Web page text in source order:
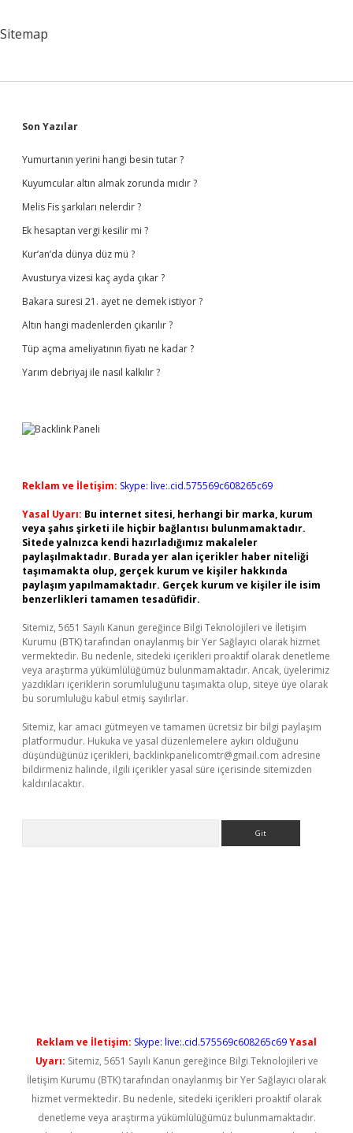
Sitemap
Sidebar
Son Yazılar
Yumurtanın yerini hangi besin tutar ?
Kuyumcular altın almak zorunda mıdır ?
Melis Fis şarkıları nelerdir ?
Ek hesaptan vergi kesilir mi ?
Kur’an’da dünya düz mü ?
Avusturya vizesi kaç ayda çıkar ?
Bakara suresi 21. ayet ne demek istiyor ?
Altın hangi madenlerden çıkarılır ?
Tüp açma ameliyatının fiyatı ne kadar ?
Yarım debriyaj ile nasıl kalkılır ?
Reklam ve İletişim: Skype: live:.cid.575569c608265c69
Yasal Uyarı: Bu internet sitesi, herhangi bir marka, kurum
veya şahıs şirketi ile hiçbir bağlantısı bulunmamaktadır.
Sitede yalnızca kendi hazırladığımız makaleler
paylaşılmaktadır. Burada yer alan içerikler haber niteliği
taşımamakta olup, gerçek kurum ve kişiler hakkında
paylaşım yapılmamaktadır. Gerçek kurum ve kişiler ile isim
benzerlikleri tamamen tesadüfidir.
Sitemiz, 5651 Sayılı Kanun gereğince Bilgi Teknolojileri ve İletişim
Kurumu (BTK) tarafından onaylanmış bir Yer Sağlayıcı olarak hizmet
vermektedir. Bu nedenle, sitedeki içerikleri proaktif olarak denetleme
veya araştırma yükümlülüğümüz bulunmamaktadır. Ancak, üyelerimiz
yazdıkları içeriklerin sorumluluğunu taşımakta olup, siteye üye olarak
bu sorumluluğu kabul etmiş sayılırlar.
Sitemiz, kar amacı gütmeyen ve tamamen ücretsiz bir bilgi paylaşım
platformudur. Hukuka ve yasal düzenlemelere aykırı olduğunu
düşündüğünüz içerikleri, backlinkpanelicomtr@gmail.com adresine
bildirmeniz halinde, ilgili içerikler yasal süre içerisinde sitemizden
kaldırılacaktır.
Reklam ve İletişim: Skype: live:.cid.575569c608265c69Yasal
Uyarı: Sitemiz, 5651 Sayılı Kanun gereğince Bilgi Teknolojileri ve
İletişim Kurumu (BTK) tarafından onaylanmış bir Yer Sağlayıcı olarak
hizmet vermektedir. Bu nedenle, sitedeki içerikleri proaktif olarak
denetleme veya araştırma yükümlülüğümüz bulunmamaktadır.